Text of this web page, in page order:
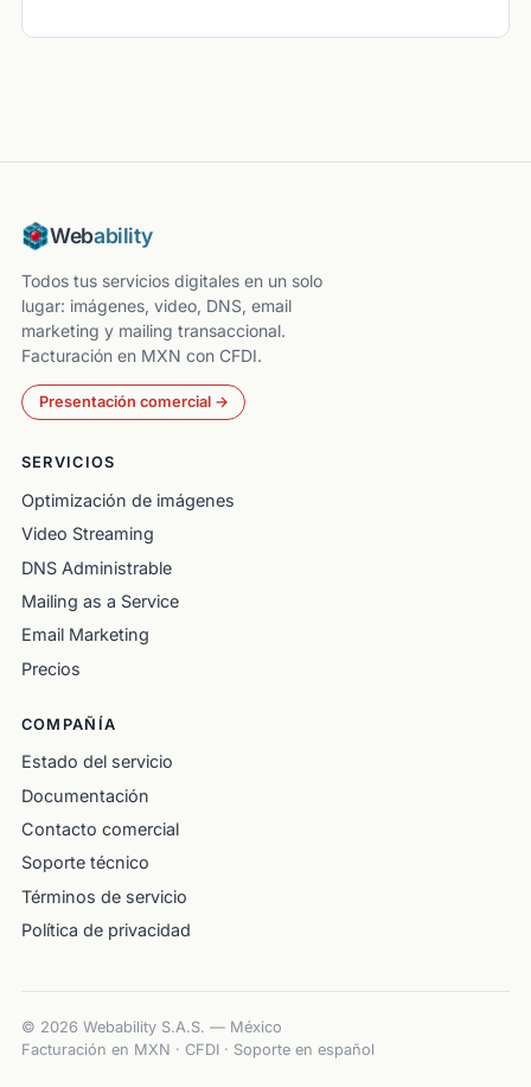
Webability
Todos tus servicios digitales en un solo
lugar: imágenes, video, DNS, email
marketing y mailing transaccional.
Facturación en MXN con CFDI.
Presentación comercial →
SERVICIOS
Optimización de imágenes
Video Streaming
DNS Administrable
Mailing as a Service
Email Marketing
Precios
COMPAÑÍA
Estado del servicio
Documentación
Contacto comercial
Soporte técnico
Términos de servicio
Política de privacidad
© 2026 Webability S.A.S. — México
Facturación en MXN · CFDI · Soporte en español